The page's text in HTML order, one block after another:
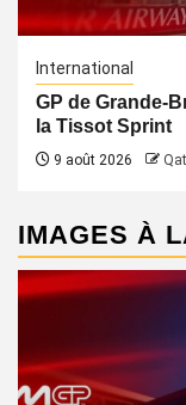
International
GP de Grande-
la Tissot Sprint
9 août 2026
IMAGES À